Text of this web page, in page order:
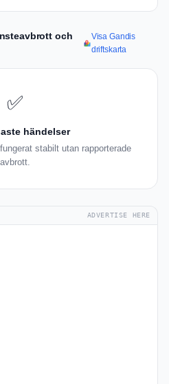
och
Visa Gandis
driftskarta
✅
händelser
stabilt utan rapporterade
avbrott.
ADVERTISE HERE